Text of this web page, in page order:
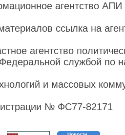
агентство
ссылка на
агентство
службой по
и массовых
№ ФС77-82171